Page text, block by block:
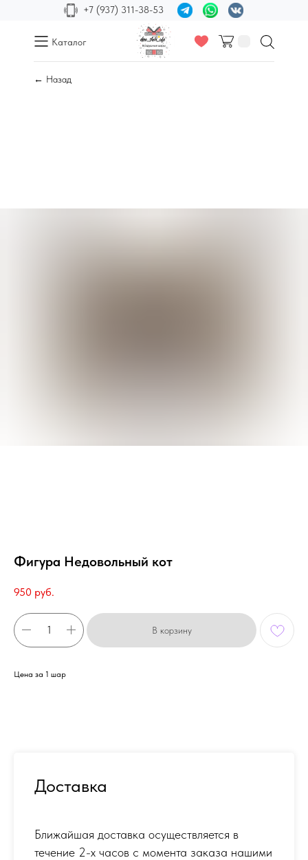
+7 (937) 311-38-53
Каталог
← Назад
Фигура Недовольный кот
950 руб.
В корзину
Цена за 1 шар
Доставка
Ближайшая доставка осуществляется в
течение 2-х часов с момента заказа нашими